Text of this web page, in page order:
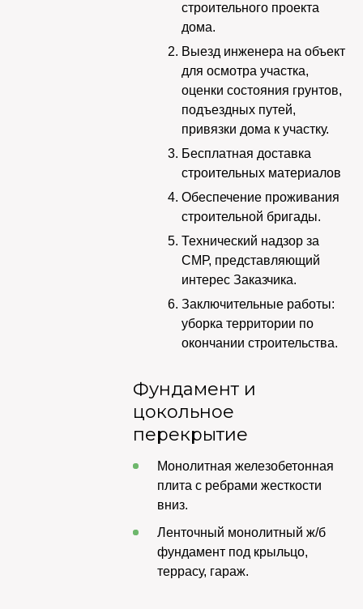
строительного проекта
дома.
Выезд инженера на объект
для осмотра участка,
оценки состояния грунтов,
подъездных путей,
привязки дома к участку.
Бесплатная доставка
строительных материалов
Обеспечение проживания
строительной бригады.
Технический надзор за
СМР, представляющий
интерес Заказчика.
Заключительные работы:
уборка территории по
окончании строительства.
Фундамент и
цокольное
перекрытие
Монолитная железобетонная
плита с ребрами жесткости
вниз.
Ленточный монолитный ж/б
фундамент под крыльцо,
террасу, гараж.